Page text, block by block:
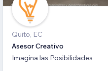
Quito, EC
Asesor Creativo
Imagina las Posibilidades